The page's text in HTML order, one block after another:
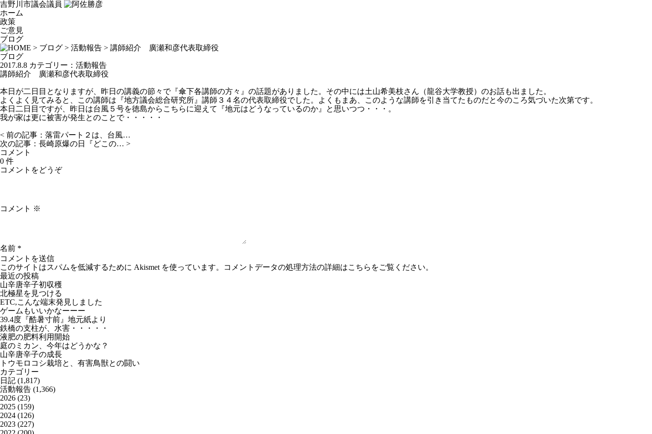
吉野川市議会議員
ホーム
政策
ご意見
ブログ
> ブログ > 活動報告 > 講師紹介 廣瀬和彦代表取締役
ブログ
2017.8.8 カテゴリー： 活動報告
講師紹介 廣瀬和彦代表取締役
本日が二日目となりますが、昨日の講義の節々で『傘下各講師の方々』の話題がありました。その中には土山希美枝さん（龍谷大学教授）のお話も出ました。
よくよく見てみると、この講師は『地方議会総合研究所』講師３４名の代表取締役でした。よくもまあ、このような講師を引き当てたものだと今のころ気づいた次第です。
本日二日目ですが、昨日は台風５号を徳島からこちらに迎えて『地元はどうなっているのか』と思いつつ・・・。
我が家は更に被害が発生とのことで・・・・・
< 前の記事： 落雷パート２は、台風…
次の記事： 長崎原爆の日『どこの… >
コメント
0 件
コメントをどうぞ
コメント ※
名前 *
このサイトはスパムを低減するために Akismet を使っています。 コメントデータの処理方法の詳細はこちらをご覧ください。
最近の投稿
山辛唐辛子初収穫
北極星を見つける
ETC,こんな端末発見しました
ゲームもいいかなーーー
39.4度『酷暑寸前』地元紙より
鉄橋の支柱が、水害・・・・・
液肥の肥料利用開始
庭のミカン、今年はどうかな？
山辛唐辛子の成長
トウモロコシ栽培と、有害鳥獣との闘い
カテゴリー
日記 (1,817)
活動報告 (1,366)
2026 (23)
2025 (159)
2024 (126)
2023 (227)